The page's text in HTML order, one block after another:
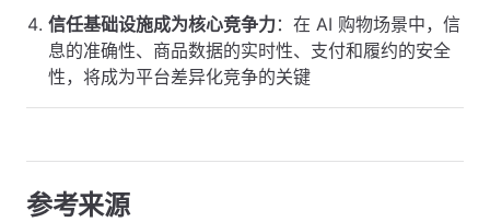
信任基础设施成为核心竞争力：在 AI 购物场景中，信
息的准确性、商品数据的实时性、支付和履约的安全
性，将成为平台差异化竞争的关键
参考来源